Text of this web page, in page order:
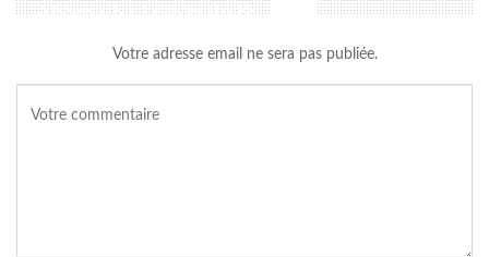
LAISSER UN COMMENTAIRE
Votre adresse email ne sera pas publiée.